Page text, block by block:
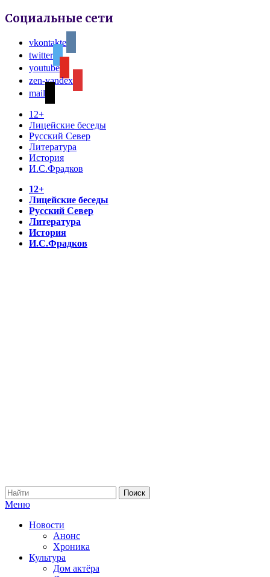
Социальные сети
vkontakte
twitter
youtube
zen-yandex
mail
12+
Лицейские беседы
Русский Север
Литература
История
И.С.Фрадков
12+
Лицейские беседы
Русский Север
Литература
История
И.С.Фрадков
Меню
Новости
Анонс
Хроника
Культура
Дом актёра